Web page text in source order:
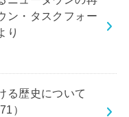
ン・タスクフォー
り
る歴史について
）